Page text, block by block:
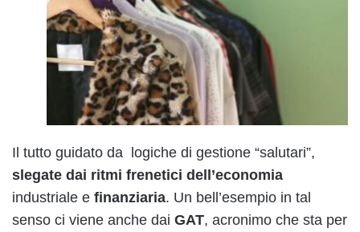
Il tutto guidato da logiche di gestione “salutari”,
slegate dai ritmi frenetici dell’economia
industriale e finanziaria. Un bell’esempio in tal
senso ci viene anche dai GAT, acronimo che sta per